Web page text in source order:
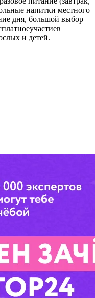
напитки местного
дня, большой выбор
и детей.